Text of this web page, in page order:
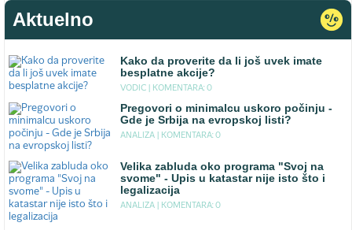
Aktuelno
Kako da proverite da li još uvek imate
besplatne akcije?
VODIC | KOMENTARA: 0
Pregovori o minimalcu uskoro počinju -
Gde je Srbija na evropskoj listi?
ANALIZA | KOMENTARA: 0
Velika zabluda oko programa "Svoj na
svome" - Upis u katastar nije isto što i
legalizacija
ANALIZA | KOMENTARA: 0